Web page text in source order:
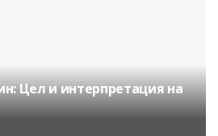
Цел и интерпретация на